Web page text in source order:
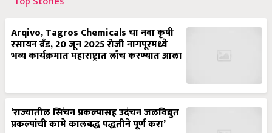
Arqivo, Tagros Chemicals चा नवा कृषी
रसायन ब्रँड, 20 जून 2025 रोजी नागपूरमध्ये
भव्य कार्यक्रमात महाराष्ट्रात लाँच करण्यात आला
‘राज्यातील सिंचन प्रकल्पासह उदंचन जलविद्युत
प्रकल्पांची कामे कालबद्ध पद्धतीने पूर्ण करा’